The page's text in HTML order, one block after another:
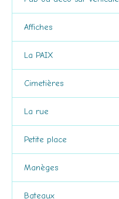
Affiches
La PAIX
Cimetières
La rue
Petite place
Manèges
Bateaux